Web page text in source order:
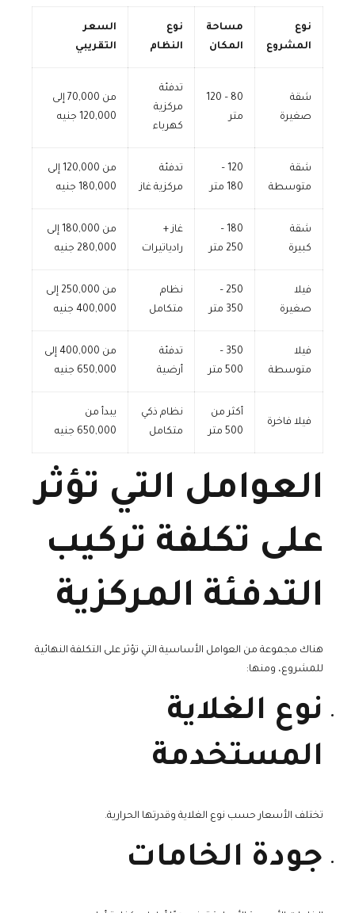
نوع
المشروع
مساحة
المكان
نوع
النظام
السعر
التقريبي
شقة
صغيرة
80 – 120
متر
تدفئة
مركزية
كهرباء
من 70,000 إلى
120,000 جنيه
شقة
متوسطة
120 –
180 متر
تدفئة
مركزية غاز
من 120,000 إلى
180,000 جنيه
شقة
كبيرة
180 –
250 متر
غاز +
رادياتيرات
من 180,000 إلى
280,000 جنيه
فيلا
صغيرة
250 –
350 متر
نظام
متكامل
من 250,000 إلى
400,000 جنيه
فيلا
متوسطة
350 –
500 متر
تدفئة
أرضية
من 400,000 إلى
650,000 جنيه
فيلا فاخرة
أكثر من
500 متر
نظام ذكي
متكامل
يبدأ من
650,000 جنيه
العوامل التي تؤثر
على تكلفة تركيب
التدفئة المركزية
هناك مجموعة من العوامل الأساسية التي تؤثر على التكلفة النهائية
للمشروع، ومنها:
نوع الغلاية
المستخدمة
تختلف الأسعار حسب نوع الغلاية وقدرتها الحرارية.
جودة الخامات